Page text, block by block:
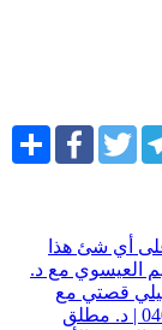
ShareFacebookTwitter
أي شئ هذا
ملهم العيسوي مع د.
قصتي مع
الملحدين في العالم العربي | بودكاست روايتهم 040 | د. مطلق